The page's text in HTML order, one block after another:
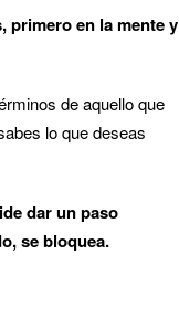
primero en la mente y
de aquello que
lo que deseas
dar un paso
se bloquea.